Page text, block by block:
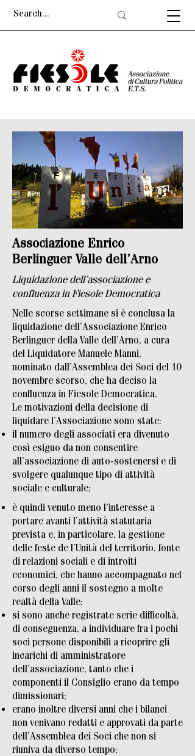
Associazione Enrico
Berlinguer Valle dell’Arno
Liquidazione dell’associazione e
confluenza in Fiesole Democratica
Nelle scorse settimane si è conclusa la
liquidazione dell’Associazione Enrico
Berlinguer della Valle dell’Arno, a cura
del Liquidatore Manuele Manni,
nominato dall’Assemblea dei Soci del 10
novembre scorso, che ha deciso la
confluenza in Fiesole Democratica.
Le motivazioni della decisione di
liquidare l’Associazione sono state:
il numero degli associati era divenuto
così esiguo da non consentire
all’associazione di auto-sostenersi e di
svolgere qualunque tipo di attività
sociale e culturale;
è quindi venuto meno l’interesse a
portare avanti l’attività statutaria
prevista e, in particolare, la gestione
delle feste de l’Unità del territorio, fonte
di relazioni sociali e di introiti
economici, che hanno accompagnato nel
corso degli anni il sostegno a molte
realtà della Valle;
si sono anche registrate serie difficoltà,
di conseguenza, a individuare fra i pochi
soci persone disponibili a ricoprire gli
incarichi di amministratore
dell’associazione, tanto che i
componenti il Consiglio erano da tempo
dimissionari;
erano inoltre diversi anni che i bilanci
non venivano redatti e approvati da parte
dell’Assemblea dei Soci che non si
riuniva da diverso tempo;